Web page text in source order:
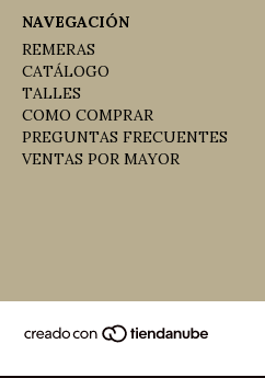
NAVEGACIÓN
REMERAS
CATÁLOGO
TALLES
COMO COMPRAR
PREGUNTAS FRECUENTES
VENTAS POR MAYOR